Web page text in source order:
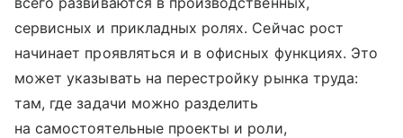
сервисных и прикладных ролях. Сейчас рост
начинает проявляться и в офисных функциях. Это
может указывать на перестройку рынка труда:
там, где задачи можно разделить
на самостоятельные проекты и роли,